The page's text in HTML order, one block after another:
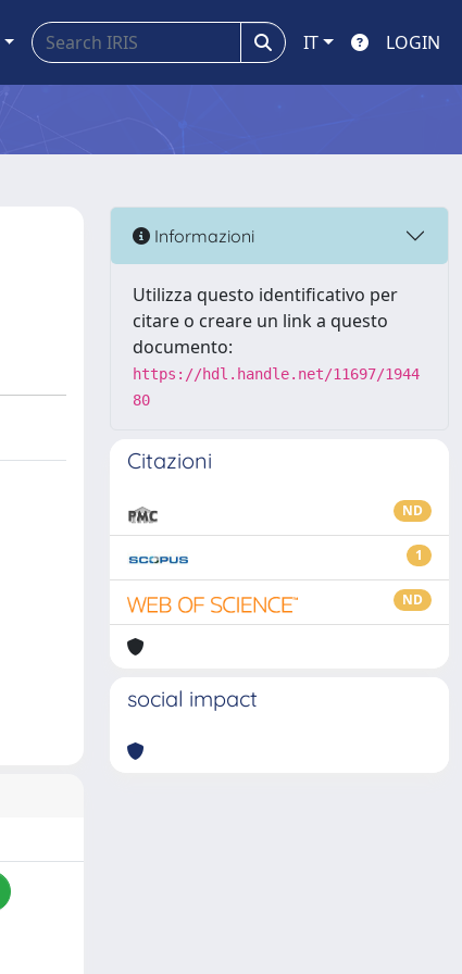
IT LOGIN
Informazioni
Utilizza questo identificativo per
citare o creare un link a questo
documento:
https://hdl.handle.net/11697/1944
80
Citazioni
ND
1
ND
social impact